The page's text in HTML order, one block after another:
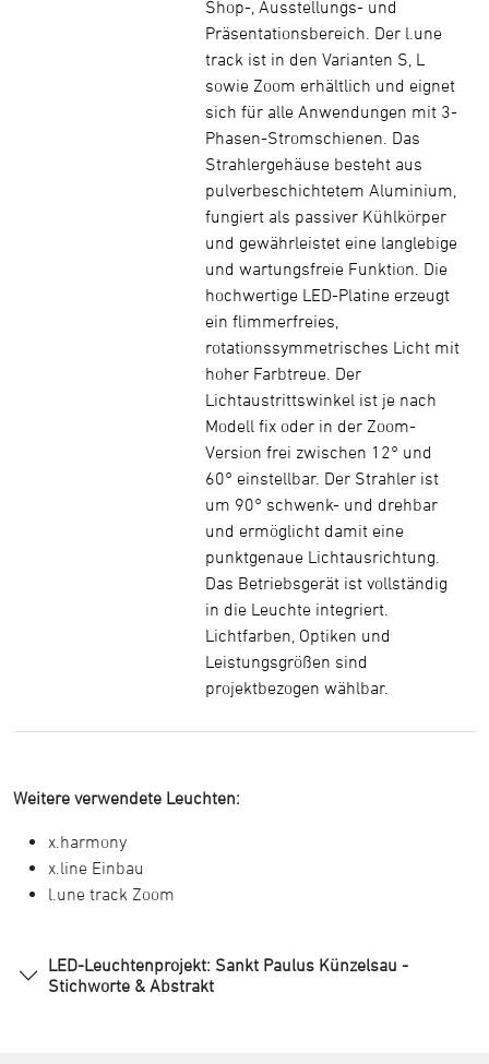
Shop-, Ausstellungs- und
Präsentationsbereich. Der l.une
track ist in den Varianten S, L
sowie Zoom erhältlich und eignet
sich für alle Anwendungen mit 3-
Phasen-Stromschienen. Das
Strahlergehäuse besteht aus
pulverbeschichtetem Aluminium,
fungiert als passiver Kühlkörper
und gewährleistet eine langlebige
und wartungsfreie Funktion. Die
hochwertige LED-Platine erzeugt
ein flimmerfreies,
rotationssymmetrisches Licht mit
hoher Farbtreue. Der
Lichtaustrittswinkel ist je nach
Modell fix oder in der Zoom-
Version frei zwischen 12° und
60° einstellbar. Der Strahler ist
um 90° schwenk- und drehbar
und ermöglicht damit eine
punktgenaue Lichtausrichtung.
Das Betriebsgerät ist vollständig
in die Leuchte integriert.
Lichtfarben, Optiken und
Leistungsgrößen sind
projektbezogen wählbar.
Weitere verwendete Leuchten:
x.harmony
x.line Einbau
l.une track Zoom
LED-Leuchtenprojekt: Sankt Paulus Künzelsau -
Stichworte & Abstrakt